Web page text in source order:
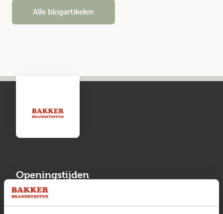
Alle blogartikelen
Openingstijden
Maandag
13:00 tot 17:00